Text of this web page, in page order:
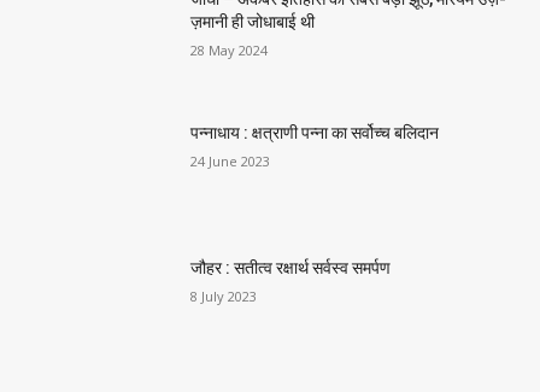
ज़मानी ही जोधाबाई थी
28 May 2024
पन्नाधाय : क्षत्राणी पन्ना का सर्वोच्च बलिदान
24 June 2023
जौहर : सतीत्व रक्षार्थ सर्वस्व समर्पण
8 July 2023